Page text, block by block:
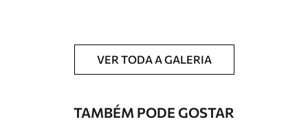
esponja macia. Murais de parede com
revestimento de verniz podem ser limpos
Aplicação perfeita
VER TODA A GALERIA
TAMBÉM PODE GOSTAR